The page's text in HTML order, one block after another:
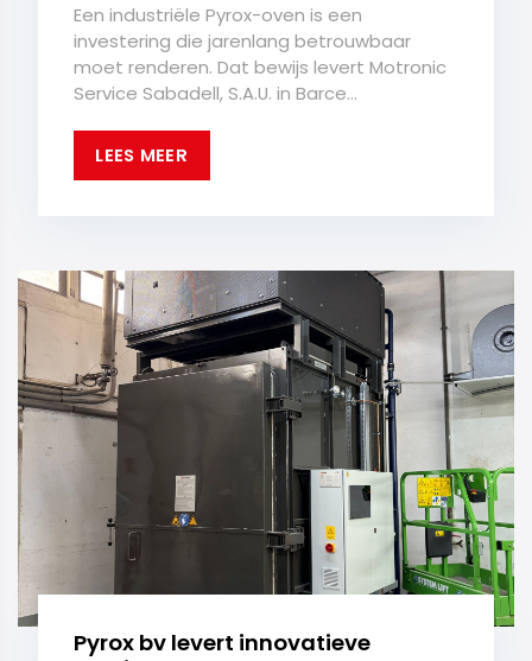
Een industriële Pyrox-oven is een
investering die jarenlang betrouwbaar
moet renderen. Dat bewijs levert Motronic
Service Sabadell, S.A.U. in Barce...
LEES MEER
Pyrox bv levert innovatieve